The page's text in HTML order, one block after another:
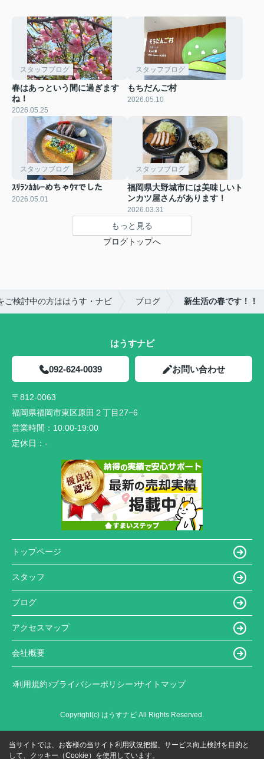
スタッフブログ
春はあっという間に過ぎます
ね！
2026.05.25
スタッフブログ
もちだんご村
2026.05.10
スタッフブログ
ｽﾘﾗﾝｶｶﾚｰめちゃｳﾏでした
2026.05.01
スタッフブログ
福岡県大野城市には美味しいト
ンカツ屋さんがあります！
2026.03.31
もっと見る
ブログトップへ
ご検討中の方ははうす・ナビ ブログ 新生活の春です！！
はうすナビ
092-624-0039 お問い合わせ
〒812-0063
福岡県福岡市東区原田２丁目27−6
営業時間： 10:00-19:00
定休日： -
トップページ
スタッフ
ブログ
アクセスマップ
会社概要
利用規約 プライバシーポリシー サイトマップ
Copyright(c) はうすナビ All Rights Reserved.
当サイトでは、お客様の当サイト利用状況把握、サービス向上検討を目的と
して、クッキー（Cookie）を使用しています。